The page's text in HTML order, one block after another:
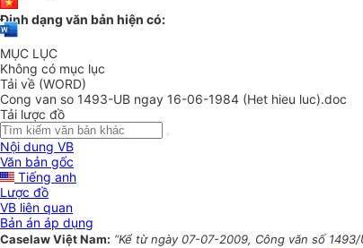
Định dạng văn bản hiện có:
MỤC LỤC
Không có mục lục
Tải về (WORD)
Cong van so 1493-UB ngay 16-06-1984 (Het hieu luc).doc
Tải lược đồ
Nội dung VB
Văn bản gốc
Tiếng anh
Lược đồ
VB liên quan
Bản án áp dụng
Caselaw Việt Nam: “Kể từ ngày 07-07-2009, Công văn số